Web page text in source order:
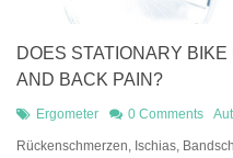
DOES STATIONARY
AND BACK PAIN?
Ergometer 0 Comments
Rückenschmerzen, Ischias,